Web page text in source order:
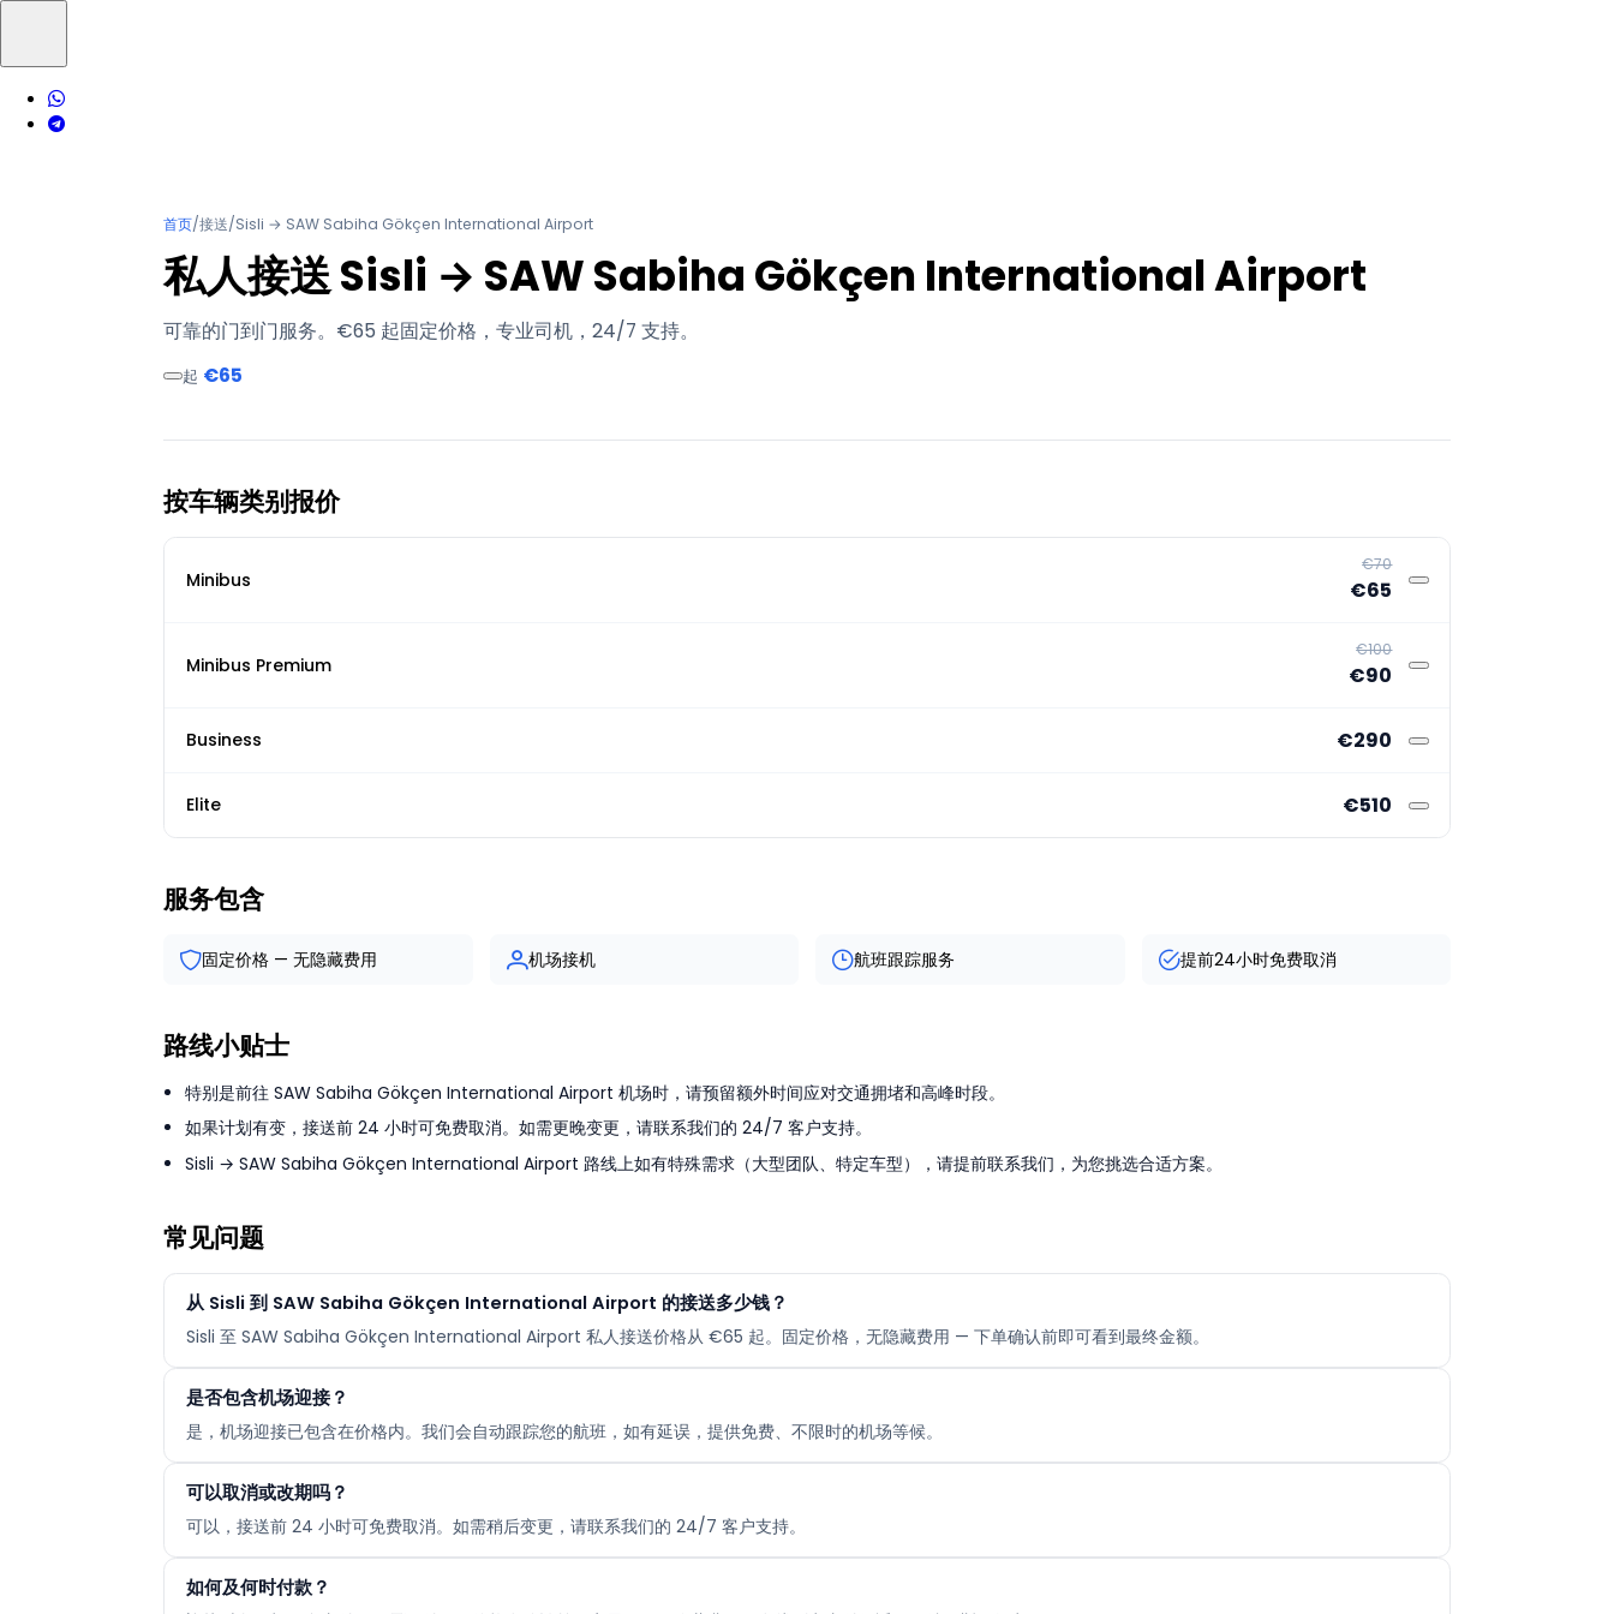
首页/接送/Sisli → SAW Sabiha Gökçen International Airport
私人接送 Sisli → SAW Sabiha Gökçen International Airport
可靠的门到门服务。€65 起固定价格，专业司机，24/7 支持。
起 €65
按车辆类别报价
Minibus
€70
€65
Minibus Premium
€100
€90
Business €290
Elite €510
服务包含
固定价格 — 无隐藏费用 机场接机 航班跟踪服务 提前24小时免费取消
路线小贴士
特别是前往 SAW Sabiha Gökçen International Airport 机场时，请预留额外时间应对交通拥堵和高峰时段。
如果计划有变，接送前 24 小时可免费取消。如需更晚变更，请联系我们的 24/7 客户支持。
Sisli → SAW Sabiha Gökçen International Airport 路线上如有特殊需求（大型团队、特定车型），请提前联系我们，为您挑选合适方案。
常见问题
从 Sisli 到 SAW Sabiha Gökçen International Airport 的接送多少钱？
Sisli 至 SAW Sabiha Gökçen International Airport 私人接送价格从 €65 起。固定价格，无隐藏费用 — 下单确认前即可看到最终金额。
是否包含机场迎接？
是，机场迎接已包含在价格内。我们会自动跟踪您的航班，如有延误，提供免费、不限时的机场等候。
可以取消或改期吗？
可以，接送前 24 小时可免费取消。如需稍后变更，请联系我们的 24/7 客户支持。
如何及何时付款？